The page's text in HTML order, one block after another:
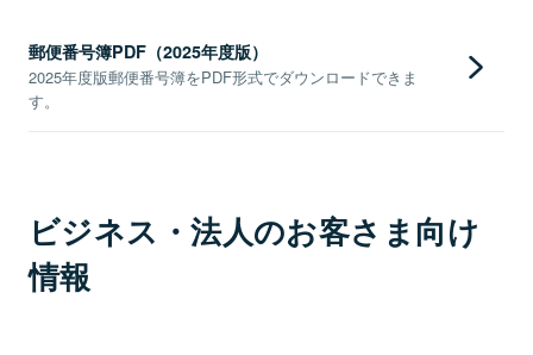
郵便番号簿PDF（2025年度版）
2025年度版郵便番号簿をPDF形式でダウンロードできま
す。
ビジネス・法人のお客さま向け
情報